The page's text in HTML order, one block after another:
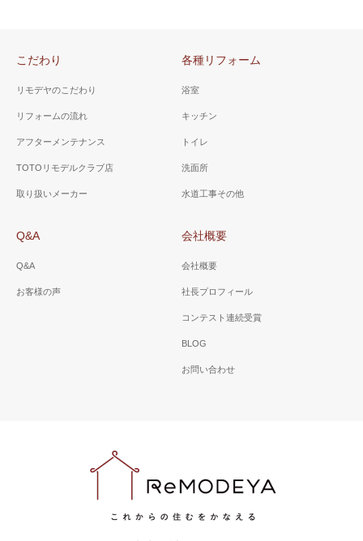
こだわり
リモデヤのこだわり
リフォームの流れ
アフターメンテナンス
TOTOリモデルクラブ店
取り扱いメーカー
各種リフォーム
浴室
キッチン
トイレ
洗面所
水道工事その他
Q&A
Q&A
お客様の声
会社概要
会社概要
社長プロフィール
コンテスト連続受賞
BLOG
お問い合わせ